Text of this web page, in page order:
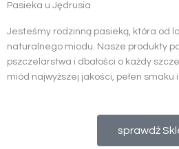
Pasieka u Jędrusia
Jesteśmy rodzinną pasieką, która od
naturalnego miodu. Nasze produkty
pszczelarstwa i dbałości o każdy
miód najwyższej jakości, pełen smaku
sprawdź